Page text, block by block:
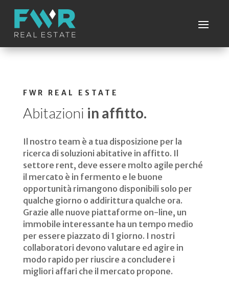
FWR REAL ESTATE
Abitazioni in affitto.
Il nostro team è a tua disposizione per la
ricerca di soluzioni abitative in affitto. Il
settore rent, deve essere molto agile perché
il mercato è in fermento e le buone
opportunità rimangono disponibili solo per
qualche giorno o addirittura qualche ora.
Grazie alle nuove piattaforme on-line, un
immobile interessante ha un tempo medio
per essere piazzato di 1 giorno. I nostri
collaboratori devono valutare ed agire in
modo rapido per riuscire a concludere i
migliori affari che il mercato propone.